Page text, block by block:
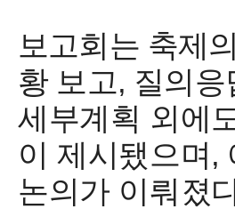
보고회는 축제
황 보고, 질의응
세부계획 외에
이 제시됐으며,
논의가 이뤄졌